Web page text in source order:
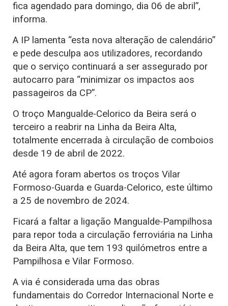
fica agendado para domingo, dia 06 de abril”,
informa.
A IP lamenta “esta nova alteração de calendário”
e pede desculpa aos utilizadores, recordando
que o serviço continuará a ser assegurado por
autocarro para “minimizar os impactos aos
passageiros da CP”.
O troço Mangualde-Celorico da Beira será o
terceiro a reabrir na Linha da Beira Alta,
totalmente encerrada à circulação de comboios
desde 19 de abril de 2022.
Até agora foram abertos os troços Vilar
Formoso-Guarda e Guarda-Celorico, este último
a 25 de novembro de 2024.
Ficará a faltar a ligação Mangualde-Pampilhosa
para repor toda a circulação ferroviária na Linha
da Beira Alta, que tem 193 quilómetros entre a
Pampilhosa e Vilar Formoso.
A via é considerada uma das obras
fundamentais do Corredor Internacional Norte e